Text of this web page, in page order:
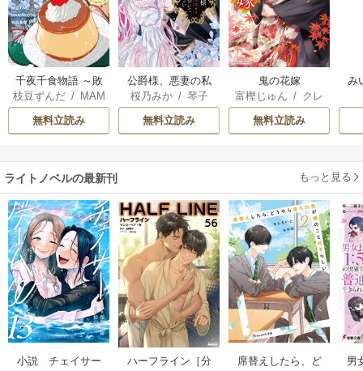
千夜千食物語 ～敗
国の姫ですが氷の
皇子殿下がどうも
溺愛してくれてい
枝豆ずんだ/ MAM
AKOTO / 鴉羽凛燈
無料立読み
公爵様、悪妻の私
はもう放っておい
てください
桜乃みか/ 琴子
無料立読み
鬼の花嫁
富樫じゅん / クレ
ハ
無料立読み
み
ライトノベルの最新刊 もっと見る
小説 チェイサー
ハーフライン［分
席替えしたら、ど
男